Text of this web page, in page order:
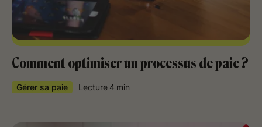
Comment optimiser un processus de paie ?
Gérer sa paie Lecture 4 min